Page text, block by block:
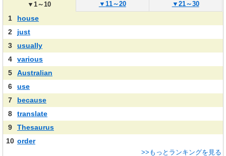
▼1～10 ▼ 11～20 ▼ 21～30
1
house
2
just
3
usually
4
various
5
Australian
6
use
7
because
8
translate
9
Thesaurus
10 order
>>もっとランキングを見る